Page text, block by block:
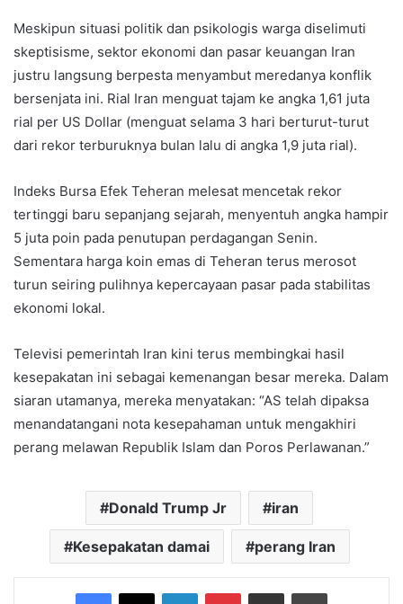
Meskipun situasi politik dan psikologis warga diselimuti
skeptisisme, sektor ekonomi dan pasar keuangan Iran
justru langsung berpesta menyambut meredanya konflik
bersenjata ini. Rial Iran menguat tajam ke angka 1,61 juta
rial per US Dollar (menguat selama 3 hari berturut-turut
dari rekor terburuknya bulan lalu di angka 1,9 juta rial).
Indeks Bursa Efek Teheran melesat mencetak rekor
tertinggi baru sepanjang sejarah, menyentuh angka hampir
5 juta poin pada penutupan perdagangan Senin.
Sementara harga koin emas di Teheran terus merosot
turun seiring pulihnya kepercayaan pasar pada stabilitas
ekonomi lokal.
Televisi pemerintah Iran kini terus membingkai hasil
kesepakatan ini sebagai kemenangan besar mereka. Dalam
siaran utamanya, mereka menyatakan: “AS telah dipaksa
menandatangani nota kesepahaman untuk mengakhiri
perang melawan Republik Islam dan Poros Perlawanan.”
Donald Trump Jr iran
Kesepakatan damai perang Iran
Facebook
X LinkedInPinterestShare via Email Print